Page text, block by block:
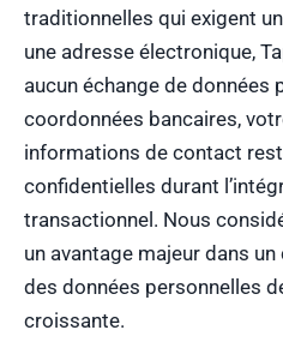
traditionnelles qui exigent
une adresse électronique,
aucun échange de données
coordonnées bancaires,
informations de contact
confidentielles durant
transactionnel. Nous
un avantage majeur dans
des données personnelles
croissante.